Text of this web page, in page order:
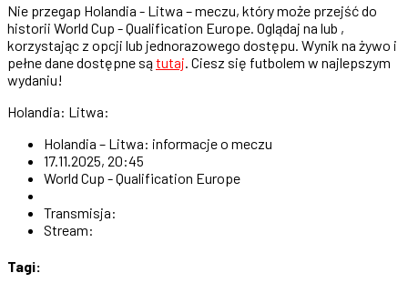
Nie przegap Holandia - Litwa – meczu, który może przejść do
historii World Cup - Qualification Europe. Oglądaj na lub ,
korzystając z opcji lub jednorazowego dostępu. Wynik na żywo i
pełne dane dostępne sątutaj. Ciesz się futbolem w najlepszym
wydaniu!
Holandia: Litwa:
Holandia – Litwa: informacje o meczu
17.11.2025, 20:45
World Cup - Qualification Europe
Transmisja:
Stream:
Tagi: